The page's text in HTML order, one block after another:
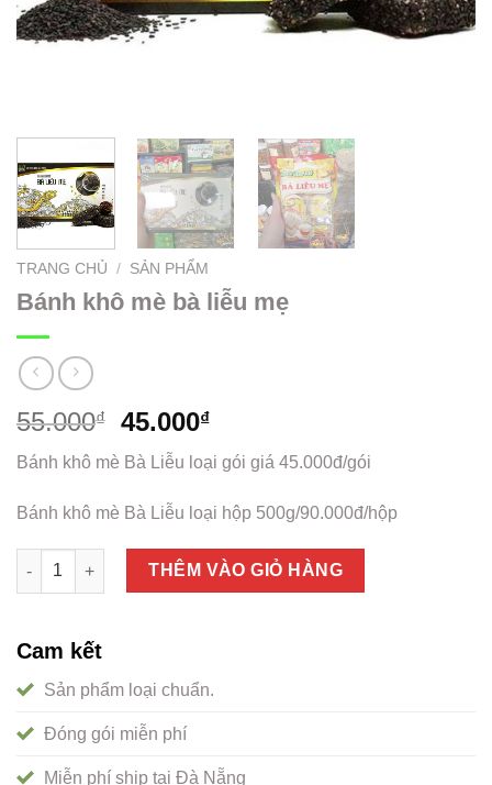
TRANG CHỦ / SẢN PHẨM
Bánh khô mè bà liễu mẹ
55.000₫ 45.000₫
Bánh khô mè Bà Liễu loại gói giá 45.000đ/gói
Bánh khô mè Bà Liễu loại hộp 500g/90.000đ/hộp
Bánh khô mè bà liễu mẹ số lượng
THÊM VÀO GIỎ HÀNG
Cam kết
Sản phẩm loại chuẩn.
Đóng gói miễn phí
Miễn phí ship tại Đà Nẵng